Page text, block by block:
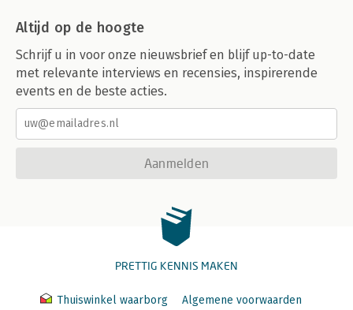
Altijd op de hoogte
Schrijf u in voor onze nieuwsbrief en blijf up-to-date
met relevante interviews en recensies, inspirerende
events en de beste acties.
Aanmelden
PRETTIG KENNIS MAKEN
Thuiswinkel waarborg Algemene voorwaarden